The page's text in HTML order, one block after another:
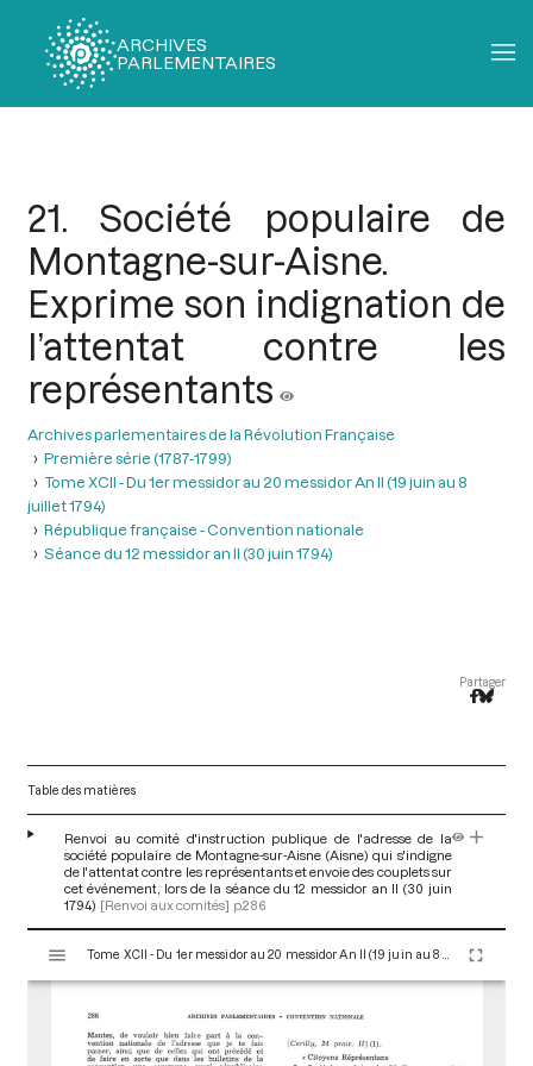
ARCHIVES
PARLEMENTAIRES
21. Société populaire de
Montagne-sur-Aisne.
Exprime son indignation de
l’attentat contre les
représentants
Archives parlementaires de la Révolution Française
Première série (1787-1799)
Tome XCII - Du 1er messidor au 20 messidor An II (19 juin au 8
juillet 1794)
République française - Convention nationale
Séance du 12 messidor an II (30 juin 1794)
Partager
Table des matières
Renvoi au comité d'instruction publique de l'adresse de la
société populaire de Montagne-sur-Aisne (Aisne) qui s'indigne
de l'attentat contre les représentants et envoie des couplets sur
cet événement, lors de la séance du 12 messidor an II (30 juin
1794) [Renvoi aux comités] p.286
s